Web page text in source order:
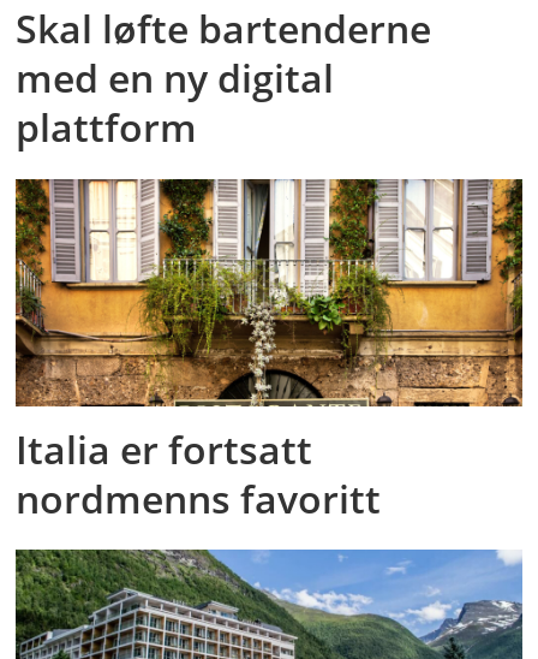
Skal løfte bartenderne
med en ny digital
plattform
Italia er fortsatt
nordmenns favoritt